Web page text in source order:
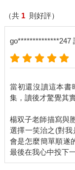
並不是因為小龍只
當時小龍有一輛山
訓導主任面色嚴肅看
們男朋友。」又說
有天家裡出現幾箱
錢，他說：「拿到
龍說：「什麼偷，
小龍沒有工作，跟
與錄放影機，鑽進
有聲響。不過門擋
香，味道特別濃烈
時。我們問，如果
的，又說：「如果你
（共 1 則好評）
go**************247
當初還沒讀這本書
集，讀後才驚覺其
楊双子老師描寫與
選擇一笑治之(對
會是怎麼簡單順遂